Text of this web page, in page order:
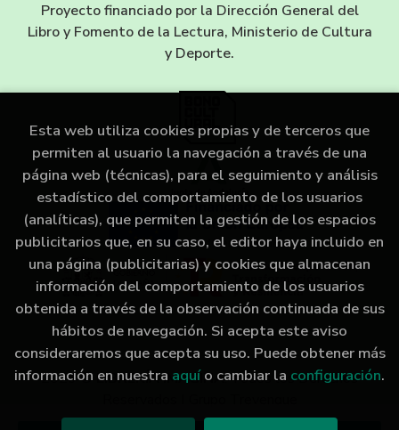
Proyecto financiado por la Dirección General del
Libro y Fomento de la Lectura, Ministerio de Cultura
y Deporte.
2026 © LIBRERÍA IMAGINA. Todos los Derechos
Esta web utiliza cookies propias y de terceros que
permiten al usuario la navegación a través de una
página web (técnicas), para el seguimiento y análisis
estadístico del comportamiento de los usuarios
(analíticas), que permiten la gestión de los espacios
publicitarios que, en su caso, el editor haya incluido en
una página (publicitarias) y cookies que almacenan
información del comportamiento de los usuarios
obtenida a través de la observación continuada de sus
hábitos de navegación. Si acepta este aviso
consideraremos que acepta su uso. Puede obtener más
información en nuestra aquío cambiar la configuración.